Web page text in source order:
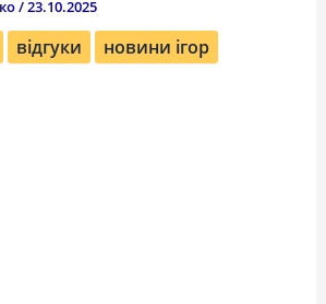
/23.10.2025
відгуки новини ігор